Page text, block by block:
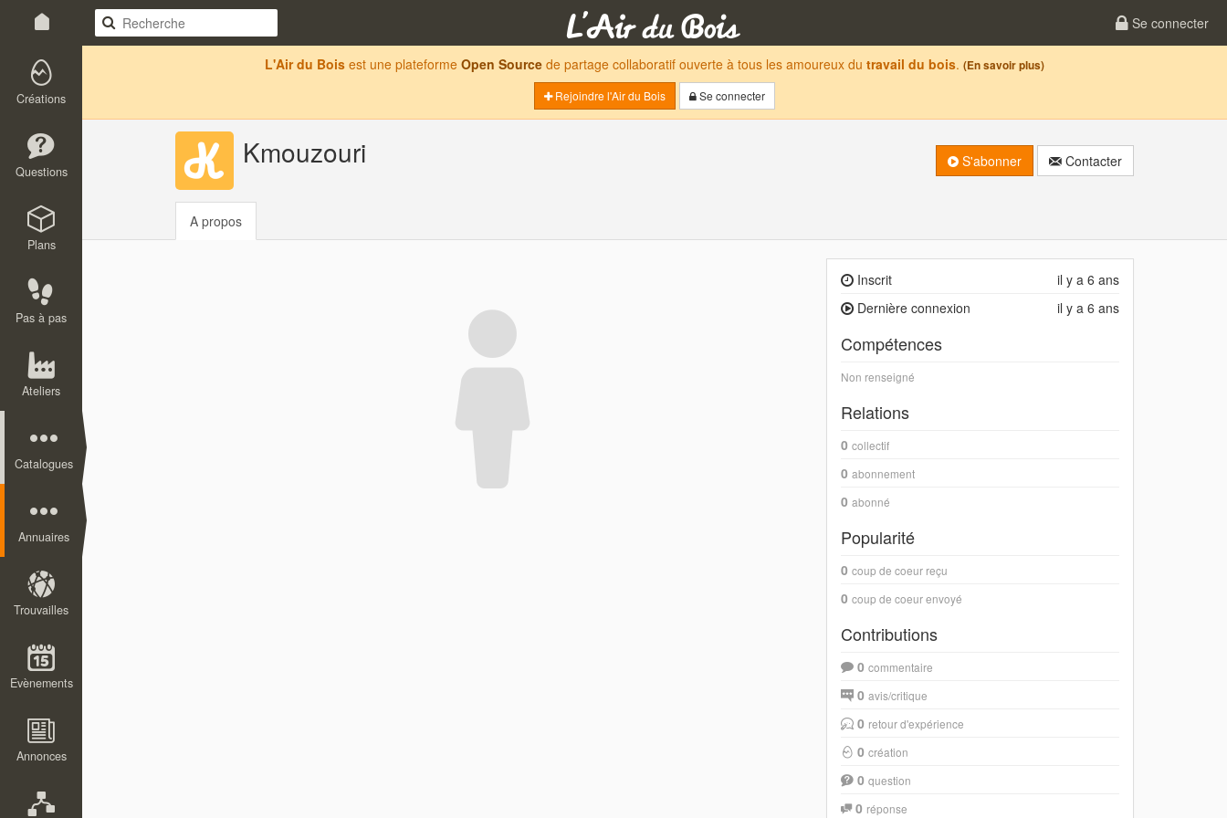
Se connecter
Créations
Questions
Plans
Pas à pas
Ateliers
Catalogues
Annuaires
Trouvailles
Evènements
Annonces
L'Air du Bois est une plateforme Open Source de partage collaboratif ouverte à tous les amoureux du travail du bois. (En savoir plus)
Rejoindre l'Air du Bois
Se connecter
Kmouzouri S'abonner Contacter
A propos
il y a 6 ans
Inscrit
il y a 6 ans
Dernière connexion
Compétences
Non renseigné
Relations
0 collectif
0 abonnement
0 abonné
Popularité
0 coup de coeur reçu
0 coup de coeur envoyé
Contributions
0 commentaire
0 avis/critique
0 retour d'expérience
0 création
0 question
0 réponse